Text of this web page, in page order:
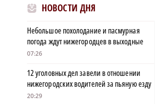
НОВОСТИ ДНЯ
Небольшое похолодание и пасмурная
погода ждут нижегородцев в выходные
07:26
12 уголовных дел завели в отношении
нижегородских водителей за пьяную езду
20:29